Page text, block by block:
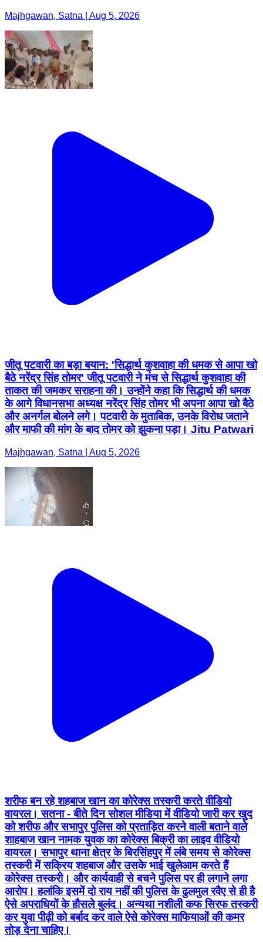
Majhgawan, Satna | Aug 5, 2026
जीतू पटवारी का बड़ा बयान: 'सिद्धार्थ कुशवाहा की धमक से आपा खो
बैठे नरेंद्र सिंह तोमर' जीतू पटवारी ने मंच से सिद्धार्थ कुशवाहा की
ताकत की जमकर सराहना की। उन्होंने कहा कि सिद्धार्थ की धमक
के आगे विधानसभा अध्यक्ष नरेंद्र सिंह तोमर भी अपना आपा खो बैठे
और अनर्गल बोलने लगे। पटवारी के मुताबिक, उनके विरोध जताने
और माफी की मांग के बाद तोमर को झुकना पड़ा। Jitu Patwari
Majhgawan, Satna | Aug 5, 2026
शरीफ बन रहे शहबाज खान का कोरेक्स तस्करी करते वीडियो
वायरल। सतना - बीते दिन सोशल मीडिया में वीडियो जारी कर खुद
को शरीफ और सभापुर पुलिस को प्रताड़ित करने वाली बताने वाले
शाहबाज खान नामक युवक का कोरेक्स बिक्री का लाइव वीडियो
वायरल। सभापुर थाना क्षेत्र के बिरसिंहपुर में लंबे समय से कोरेक्स
तस्करी में सक्रिय शहबाज और उसके भाई खुलेआम करते हैं
कोरेक्स तस्करी। और कार्यवाही से बचने पुलिस पर ही लगाने लगा
आरोप। हलांकि इसमें दो राय नहीं की पुलिस के ढुलमुल रवैए से ही है
ऐसे अपराधियों के हौसले बुलंद। अन्यथा नशीली कफ सिरफ तस्करी
कर युवा पीढ़ी को बर्बाद कर वाले ऐसे कोरेक्स माफियाओं की कमर
तोड़ देना चाहिए।